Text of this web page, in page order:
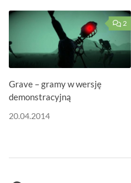
2
Grave – gramy w wersję
demonstracyjną
20.04.2014